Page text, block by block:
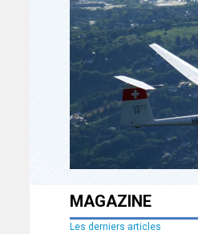
MAGAZINE
Les derniers articles